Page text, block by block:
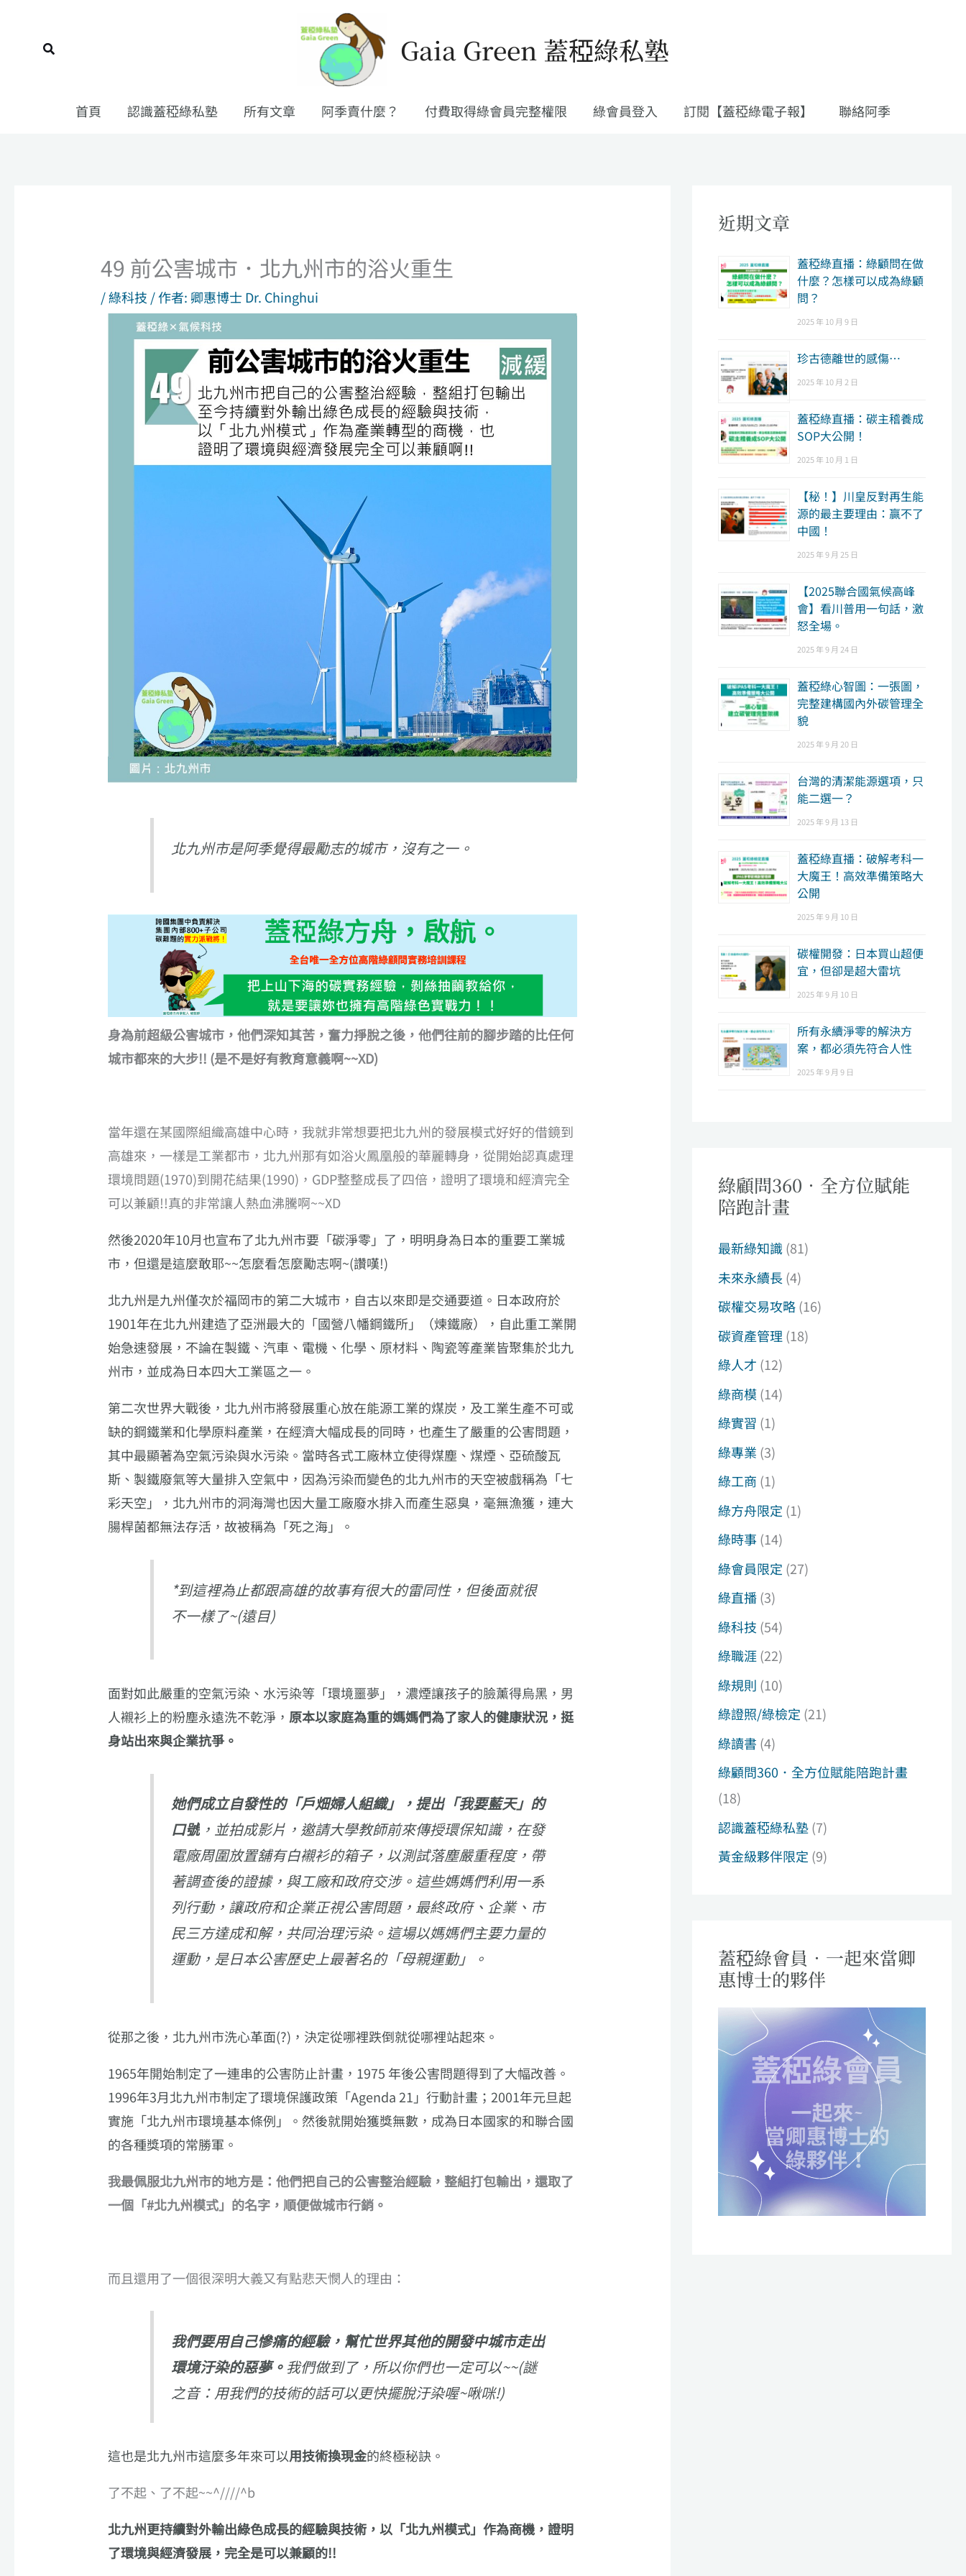
搜
Gaia Green 蓋稏綠私塾
首頁 認識蓋稏綠私塾 所有文章 阿季賣什麼？ 付費取得綠會員完整權限 綠會員登入 訂閱【蓋稏綠電子報】 聯絡阿季
49 前公害城市．北九州市的浴火重生
/綠科技 / 作者: 卿惠博士 Dr. Chinghui
北九州市是阿季覺得最勵志的城市，沒有之一。
身為前超級公害城市，他們深知其苦，奮力掙脫之後，他們往前的腳步踏的比任何
城市都來的大步!! (是不是好有教育意義啊~~XD)
當年還在某國際組織高雄中心時，我就非常想要把北九州的發展模式好好的借鏡到
高雄來，一樣是工業都市，北九州那有如浴火鳳凰般的華麗轉身，從開始認真處理
環境問題(1970)到開花結果(1990)，GDP整整成長了四倍，證明了環境和經濟完全
可以兼顧!!真的非常讓人熱血沸騰啊~~XD
然後2020年10月也宣布了北九州市要「碳淨零」了，明明身為日本的重要工業城
市，但還是這麼敢耶~~怎麼看怎麼勵志啊~(讚嘆!)
北九州是九州僅次於福岡市的第二大城市，自古以來即是交通要道。日本政府於
1901年在北九州建造了亞洲最大的「國營八幡鋼鐵所」（煉鐵廠），自此重工業開
始急速發展，不論在製鐵、汽車、電機、化學、原材料、陶瓷等產業皆聚集於北九
州市，並成為日本四大工業區之一。
第二次世界大戰後，北九州市將發展重心放在能源工業的煤炭，及工業生產不可或
缺的鋼鐵業和化學原料產業，在經濟大幅成長的同時，也產生了嚴重的公害問題，
其中最顯著為空氣污染與水污染。當時各式工廠林立使得煤塵、煤煙、亞硫酸瓦
斯、製鐵廢氣等大量排入空氣中，因為污染而變色的北九州市的天空被戲稱為「七
彩天空」，北九州市的洞海灣也因大量工廠廢水排入而產生惡臭，毫無漁獲，連大
腸桿菌都無法存活，故被稱為「死之海」。
*到這裡為止都跟高雄的故事有很大的雷同性，但後面就很
不一樣了~(遠目)
面對如此嚴重的空氣污染、水污染等「環境噩夢」，濃煙讓孩子的臉薰得烏黑，男
人襯衫上的粉塵永遠洗不乾淨， 原本以家庭為重的媽媽們為了家人的健康狀況，挺
身站出來與企業抗爭。
她們成立自發性的「戶畑婦人組織」，提出「我要藍天」的
口號 ，並拍成影片，邀請大學教師前來傳授環保知識，在發
電廠周圍放置舖有白襯衫的箱子，以測試落塵嚴重程度，帶
著調查後的證據，與工廠和政府交涉。這些媽媽們利用一系
列行動，讓政府和企業正視公害問題，最終政府、企業、市
民三方達成和解，共同治理污染。這場以媽媽們主要力量的
運動，是日本公害歷史上最著名的「母親運動」。
從那之後，北九州市洗心革面(?)，決定從哪裡跌倒就從哪裡站起來。
1965年開始制定了一連串的公害防止計畫，1975 年後公害問題得到了大幅改善。
1996年3月北九州市制定了環境保護政策「Agenda 21」行動計畫；2001年元旦起
實施「北九州市環境基本條例」。然後就開始獲獎無數，成為日本國家的和聯合國
的各種獎項的常勝軍。
我最佩服北九州市的地方是：他們把自己的公害整治經驗，整組打包輸出，還取了
一個「#北九州模式」的名字，順便做城市行銷。
而且還用了一個很深明大義又有點悲天憫人的理由：
我們要用自己慘痛的經驗，幫忙世界其他的開發中城市走出
環境汙染的惡夢。 我們做到了，所以你們也一定可以~~(謎
之音：用我們的技術的話可以更快擺脫汙染喔~啾咪!)
這也是北九州市這麼多年來可以用技術換現金的終極秘訣。
了不起、了不起~~^////^b
北九州更持續對外輸出綠色成長的經驗與技術，以「北九州模式」作為商機，證明
了環境與經濟發展，完全是可以兼顧的!!
近期文章
​蓋稏綠直播：綠顧問在做
什麼？怎樣可以成為綠顧
問？
2025 年 10 月 9 日
珍古德離世的感傷…
2025 年 10 月 2 日
蓋稏綠直播：碳主稽養成
SOP大公開！
2025 年 10 月 1 日
【秘！】川皇反對再生能
源的最主要理由：贏不了
中國！
2025 年 9 月 25 日
【2025聯合國氣候高峰
會】看川普用一句話，激
怒全場。
2025 年 9 月 24 日
蓋稏綠心智圖：一張圖，
完整建構國內外碳管理全
貌
2025 年 9 月 20 日
台灣的清潔能源選項，只
能二選一？
2025 年 9 月 13 日
蓋稏綠直播：破解考科一
大魔王！高效準備策略大
公開
2025 年 9 月 10 日
碳權開發：日本買山超便
宜，但卻是超大雷坑
2025 年 9 月 10 日
所有永續淨零的解決方
案，都必須先符合人性
2025 年 9 月 9 日
綠顧問360．全方位賦能
陪跑計畫
最新綠知識(81)
未來永續長 (4)
碳權交易攻略(16)
碳資產管理 (18)
綠人才 (12)
綠商模(14)
綠實習 (1)
綠專業 (3)
綠工商 (1)
綠方舟限定 (1)
綠時事(14)
綠會員限定 (27)
綠直播(3)
綠科技 (54)
綠職涯(22)
綠規則 (10)
綠證照/綠檢定 (21)
綠讀書 (4)
綠顧問360．全方位賦能陪跑計畫
(18)
認識蓋稏綠私塾(7)
黃金級夥伴限定 (9)
蓋稏綠會員．一起來當卿
惠博士的夥伴